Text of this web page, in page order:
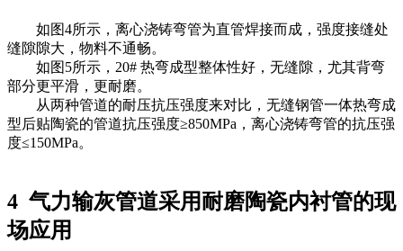
如图4所示，离心浇铸弯管为直管焊接而成，强度接缝处
缝隙隙大，物料不通畅。
如图5所示，20# 热弯成型整体性好，无缝隙，尤其背弯
部分更平滑，更耐磨。
从两种管道的耐压抗压强度来对比，无缝钢管一体热弯成
型后贴陶瓷的管道抗压强度≥850MPa，离心浇铸弯管的抗压强
度≤150MPa。
4 气力输灰管道采用耐磨陶瓷内衬管的现
场应用